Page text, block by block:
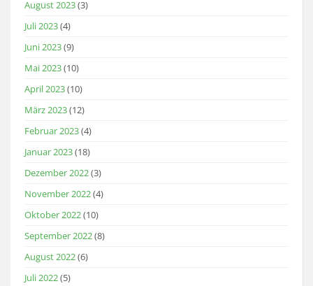
August 2023(3)
Juli 2023(4)
Juni 2023(9)
Mai 2023(10)
April 2023(10)
März 2023(12)
Februar 2023(4)
Januar 2023(18)
Dezember 2022(3)
November 2022(4)
Oktober 2022(10)
September 2022(8)
August 2022(6)
Juli 2022(5)